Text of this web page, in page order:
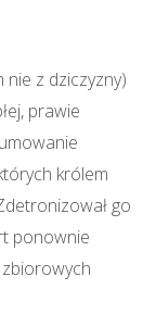
nie z dziczyzny)
prawie
królem
go
ponownie